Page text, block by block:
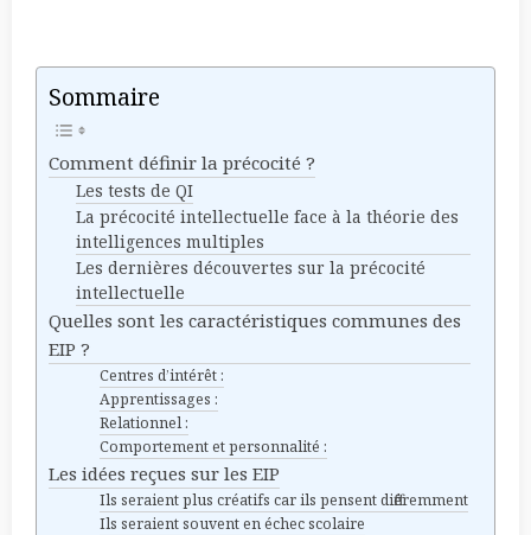
Sommaire
Comment définir la précocité ?
Les tests de QI
La précocité intellectuelle face à la théorie des
intelligences multiples
Les dernières découvertes sur la précocité
intellectuelle
Quelles sont les caractéristiques communes des
EIP ?
Centres d’intérêt :
Apprentissages :
Relationnel :
Comportement et personnalité :
Les idées reçues sur les EIP
Ils seraient plus créatifs car ils pensent différem ment
Ils seraient souvent en échec scolaire